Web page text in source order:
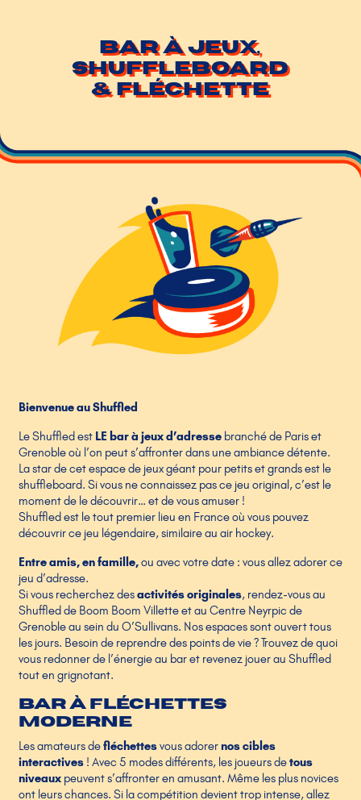
Bar à jeux,
shuffleboard
& fléchette
Bienvenue au Shuffled
Le Shuffled est LE bar à jeux d’adresse branché de Paris et
Grenoble où l’on peut s’affronter dans une ambiance détente.
La star de cet espace de jeux géant pour petits et grands est le
shuffleboard. Si vous ne connaissez pas ce jeu original, c’est le
moment de le découvrir… et de vous amuser !
Shuffled est le tout premier lieu en France où vous pouvez
découvrir ce jeu légendaire, similaire au air hockey.
Entre amis, en famille,ou avec votre date : vous allez adorer ce
jeu d’adresse.
Si vous recherchez desactivités originales, rendez-vous au
Shuffled de Boom Boom Villette et au Centre Neyrpic de
Grenoble au sein du O’Sullivans. Nos espaces sont ouvert tous
les jours. Besoin de reprendre des points de vie ? Trouvez de quoi
vous redonner de l’énergie au bar et revenez jouer au Shuffled
tout en grignotant.
Bar à fléchettes
moderne
Les amateurs defléchettesvous adorernos cibles
interactives ! Avec 5 modes différents, les joueurs detous
niveaux peuvent s’affronter en amusant. Même les plus novices
ont leurs chances. Si la compétition devient trop intense, allez